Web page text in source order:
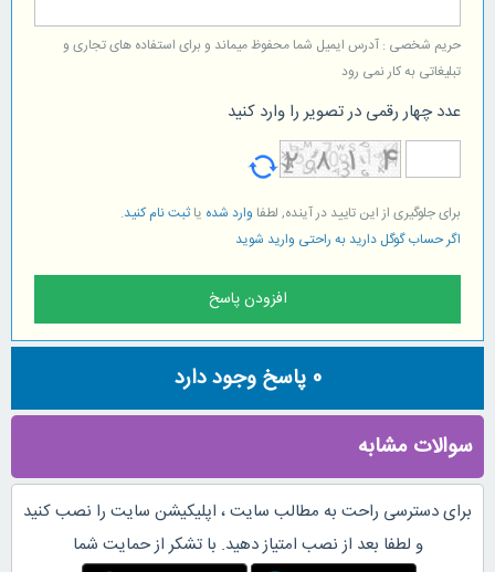
حریم شخصی : آدرس ایمیل شما محفوظ میماند و برای استفاده های تجاری و
تبلیغاتی به کار نمی رود
عدد چهار رقمی در تصویر را وارد کنید
برای جلوگیری از این تایید در آینده, لطفا وارد شده یاثبت نام کنید.
اگر حساب گوگل دارید به راحتی وارید شوید
0 پاسخ وجود دارد
سوالات مشابه
برای دسترسی راحت به مطالب سایت ، اپلیکیشن سایت را نصب کنید
و لطفا بعد از نصب امتیاز دهید. با تشکر از حمایت شما